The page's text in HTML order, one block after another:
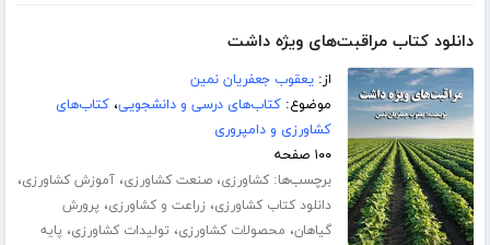
دانلود کتاب مراقبت‌های ویژه داشت
از:یعقوب جعفریان نمین
موضوع:کتاب‌های درسی و دانشجویی،کتاب‌های
کشاورزی و دامپروری
۱۰۰ صفحه
برچسب‌ها:کشاورزی،صنعت کشاورزی،آموزش کشاورزی،
دانلود کتاب کشاورزی، زراعت و کشاورزی، پرورش
گیاهان، محصولات کشاورزی، تولیدات کشاورزی، پایه